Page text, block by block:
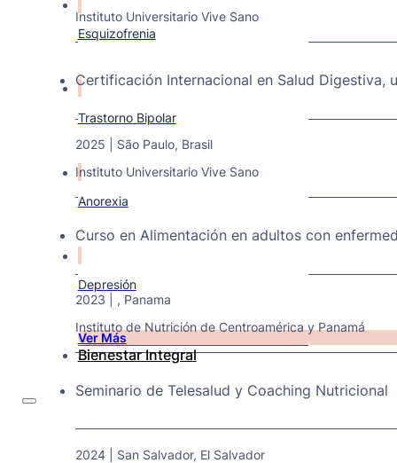
Esquizofrenia
Trastorno Bipolar
Anorexia
Depresión
Ver Más
Bienestar Integral
Instituto Universitario Vive Sano
Certificación Internacional en Salud Digestiva,
2025 | São Paulo, Brasil
Instituto Universitario Vive Sano
Curso en Alimentación en adultos con
2023 | , Panama
Instituto de Nutrición de Centroamérica y Panamá
Seminario de Telesalud y Coaching Nutricional
2024 | San Salvador, El Salvador